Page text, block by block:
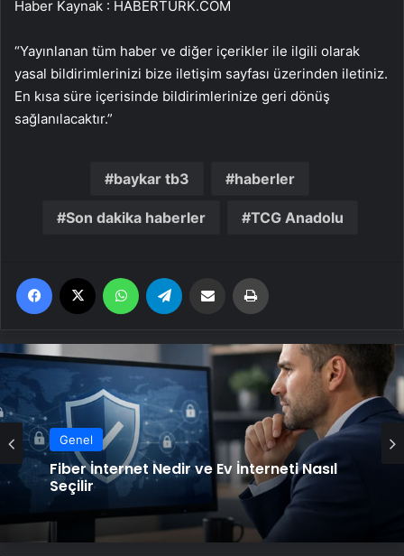
Haber Kaynak : HABERTURK.COM
“Yayınlanan tüm haber ve diğer içerikler ile ilgili olarak
yasal bildirimlerinizi bize iletişim sayfası üzerinden iletiniz.
En kısa süre içerisinde bildirimlerinize geri dönüş
sağlanılacaktır.”
baykar tb3 haberler
Son dakika haberler TCG Anadolu
Facebook WhatsApp Email'den paylaş
Genel
Fiber İnternet Nedir ve Ev İnterneti Nasıl
Seçilir